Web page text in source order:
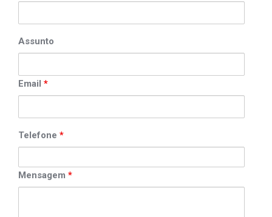
Assunto
Email *
Telefone *
Mensagem *